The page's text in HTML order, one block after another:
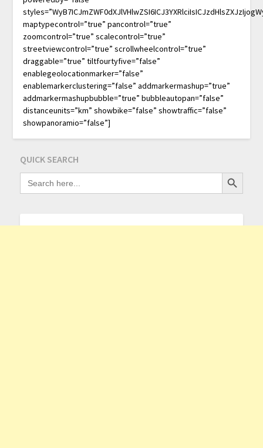
maptypecontrol=”true” pancontrol=”true”
zoomcontrol=”true” scalecontrol=”true”
streetviewcontrol=”true” scrollwheelcontrol=”true”
draggable=”true” tiltfourtyfive=”false”
enablegeolocationmarker=”false”
enablemarkerclustering=”false” addmarkermashup=”true”
addmarkermashupbubble=”true” bubbleautopan=”false”
distanceunits=”km” showbike=”false” showtraffic=”false”
showpanoramio=”false”]
QUICK SEARCH
SEARCH
FOR:
Search Button